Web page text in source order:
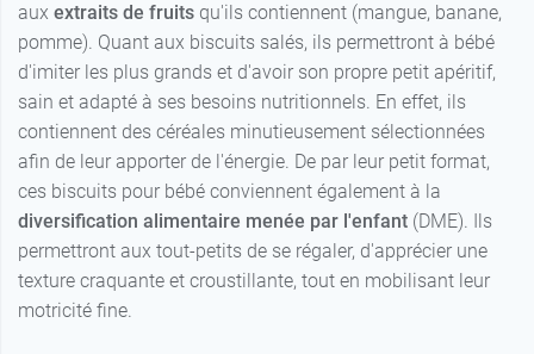
aux extraits de fruits qu'ils contiennent (mangue, banane,
pomme). Quant aux biscuits salés, ils permettront à bébé
d'imiter les plus grands et d'avoir son propre petit apéritif,
sain et adapté à ses besoins nutritionnels. En effet, ils
contiennent des céréales minutieusement sélectionnées
afin de leur apporter de l'énergie. De par leur petit format,
ces biscuits pour bébé conviennent également à la
diversification alimentaire menée par l'enfant (DME). Ils
permettront aux tout-petits de se régaler, d'apprécier une
texture craquante et croustillante, tout en mobilisant leur
motricité fine.